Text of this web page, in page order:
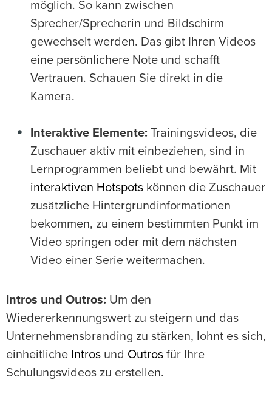
möglich. So kann zwischen
Sprecher/Sprecherin und Bildschirm
gewechselt werden. Das gibt Ihren Videos
eine persönlichere Note und schafft
Vertrauen. Schauen Sie direkt in die
Kamera.
Interaktive Elemente: Trainingsvideos, die
Zuschauer aktiv mit einbeziehen, sind in
Lernprogrammen beliebt und bewährt. Mit
interaktiven Hotspots können die Zuschauer
zusätzliche Hintergrundinformationen
bekommen, zu einem bestimmten Punkt im
Video springen oder mit dem nächsten
Video einer Serie weitermachen.
Intros und Outros: Um den
Wiedererkennungswert zu steigern und das
Unternehmensbranding zu stärken, lohnt es sich,
einheitliche Intros und Outros für Ihre
Schulungsvideos zu erstellen.